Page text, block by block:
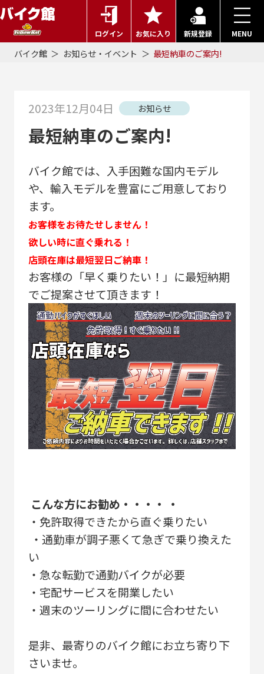
ログイン お気に入り 新規登録 MENU
バイク館 お知らせ・イベント 最短納車のご案内!
2023年12月04日 お知らせ
最短納車のご案内!
バイク館では、入手困難な国内モデル
や、輸入モデルを豊富にご用意しており
ます。
お客様をお待たせしません！
欲しい時に直ぐ乗れる！
店頭在庫は最短翌日ご納車！
お客様の「早く乗りたい！」に最短納期
でご提案させて頂きます！
こんな方にお勧め・・・・ ・
・免許取得できたから直ぐ乗りたい
・通勤車が調子悪くて急ぎで乗り換えた
い
・急な転勤で通勤バイクが必要
・宅配サービスを開業したい
・週末のツーリングに間に合わせたい
是非、最寄りのバイク館にお立ち寄り下
さいませ。